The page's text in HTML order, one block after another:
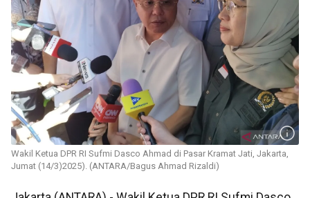
Wakil Ketua DPR RI Sufmi Dasco Ahmad di Pasar Kramat Jati, Jakarta,
Jumat (14/3)2025). (ANTARA/Bagus Ahmad Rizaldi)